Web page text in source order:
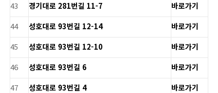
43
경기대로 281번길 11-7
바로가기
44
성호대로 93번길 12-14
바로가기
45
성호대로 93번길 12-10
바로가기
46
성호대로 93번길 6
바로가기
47
성호대로 93번길 4
바로가기